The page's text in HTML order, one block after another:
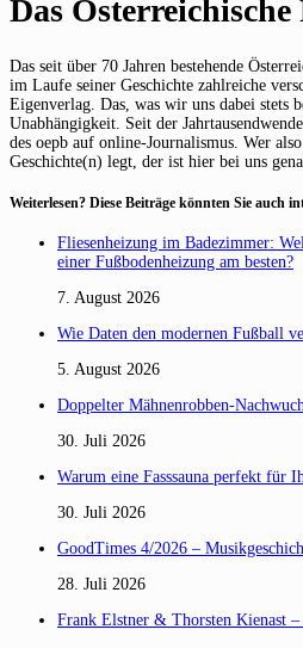
Das Österreichische
Das seit über 70 Jahren bestehende
im Laufe seiner Geschichte zahlreiche
Eigenverlag. Das, was wir uns dabei stets
Unabhängigkeit. Seit der
des oepb auf online-Journalismus. Wer
Geschichte(n) legt, der ist hier bei uns
Weiterlesen? Diese Beiträge könnten Sie auch
Fliesenheizung im Badezimmer:
einer Fußbodenheizung am besten?
7. August 2026
Wie Daten den modernen Fußball
5. August 2026
Doppelter Mähnenrobben-
30. Juli 2026
Warum eine Fasssauna perfekt für
30. Juli 2026
GoodTimes 4/2026 –
28. Juli 2026
Frank Elstner & Thorsten Kienast